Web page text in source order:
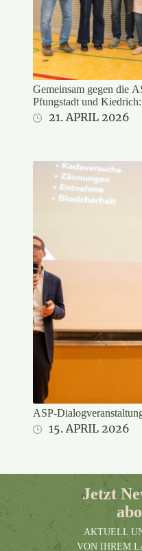
Gemeinsam gegen die
Pfungstadt und
21. APRIL 2026
ASP-
15. APRIL 2026
Jetzt
AKTUELL
VON IHREM